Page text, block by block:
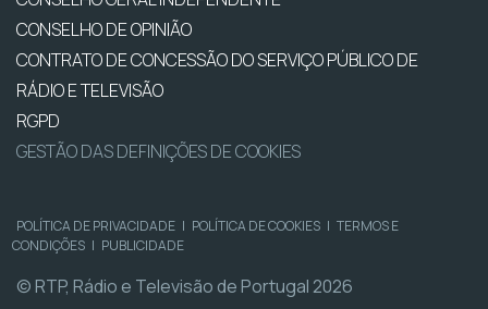
CONSELHO DE OPINIÃO
CONTRATO DE CONCESSÃO DO SERVIÇO PÚBLICO DE
RÁDIO E TELEVISÃO
RGPD
GESTÃO DAS DEFINIÇÕES DE COOKIES
POLÍTICA DE PRIVACIDADE | POLÍTICA DE COOKIES | TERMOS E
CONDIÇÕES | PUBLICIDADE
© RTP, Rádio e Televisão de Portugal 2026